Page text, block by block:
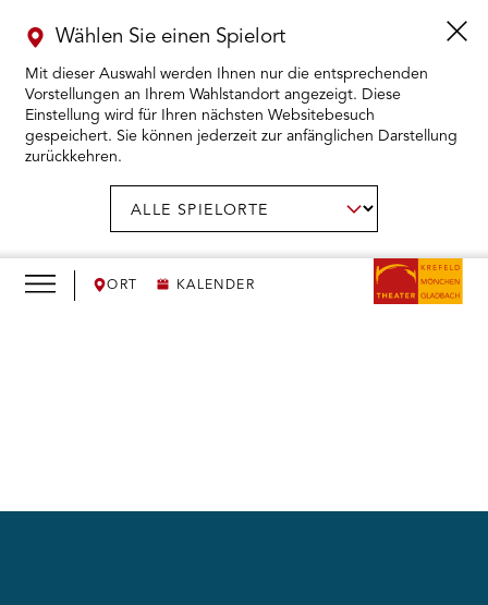
ORT KALENDER
Wählen Sie einen Spielort
Mit dieser Auswahl werden Ihnen nur die entsprechenden
Vorstellungen an Ihrem Wahlstandort angezeigt. Diese
Einstellung wird für Ihren nächsten Websitebesuch
gespeichert. Sie können jederzeit zur anfänglichen Darstellung
zurückkehren.
KARTENKAUF ÖFFNEN
WIR ÖFFNEN